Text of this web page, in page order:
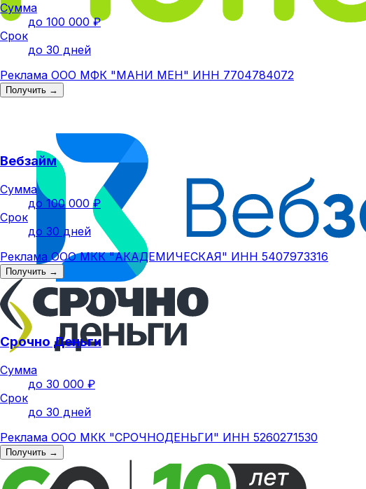
Сумма
до 100 000 ₽
Срок
до 30 дней
Реклама ООО МФК "МАНИ МЕН" ИНН 7704784072
Получить →
Вебзайм
Сумма
до 100 000 ₽
Срок
до 30 дней
Реклама ООО МКК "АКАДЕМИЧЕСКАЯ" ИНН 5407973316
Получить →
Срочно Деньги
Сумма
до 30 000 ₽
Срок
до 30 дней
Реклама ООО МКК "СРОЧНОДЕНЬГИ" ИНН 5260271530
Получить →